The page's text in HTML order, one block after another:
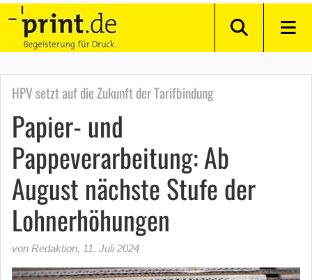
HPV setzt auf die Zukunft der Tarifbindung
Papier- und
Pappeverarbeitung: Ab
August nächste Stufe der
Lohnerhöhungen
von Redaktion, 11. Juli 2024